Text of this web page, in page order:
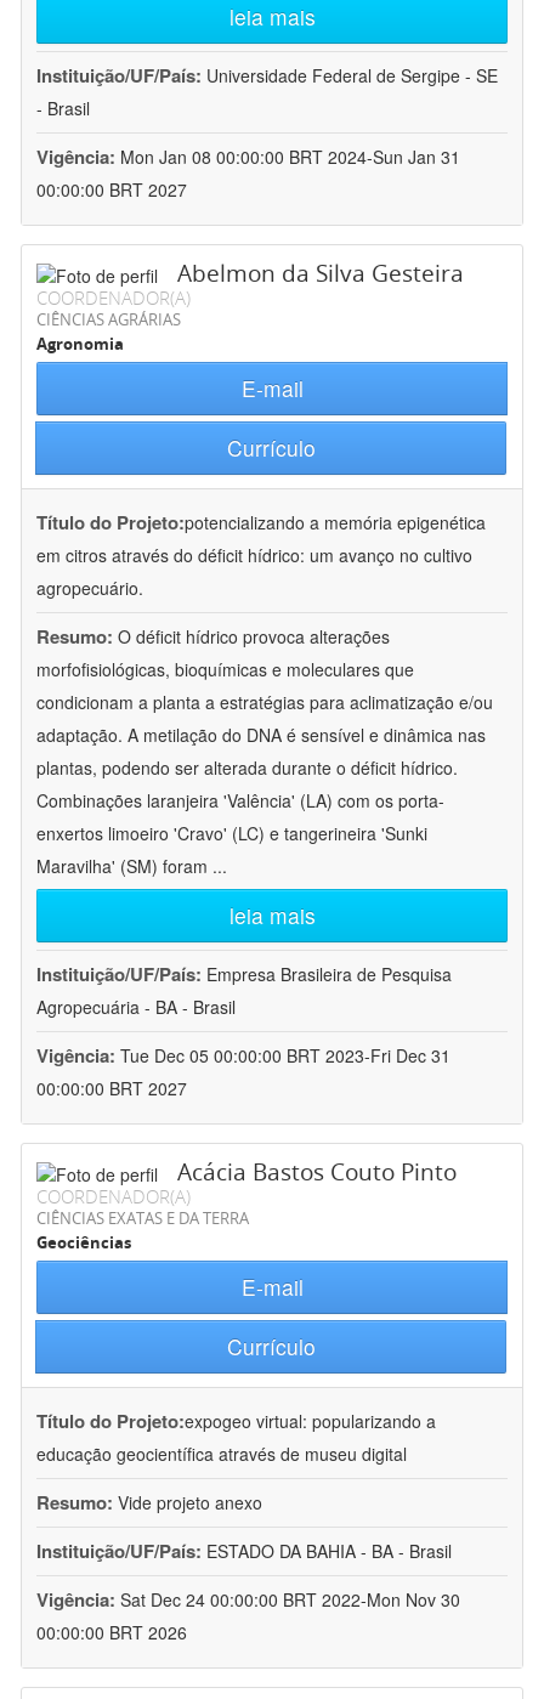
leia mais
Instituição/UF/País: Universidade Federal de Sergipe - SE
- Brasil
Vigência: Mon Jan 08 00:00:00 BRT 2024-Sun Jan 31
00:00:00 BRT 2027
Abelmon da Silva Gesteira
COORDENADOR(A)
CIÊNCIAS AGRÁRIAS
Agronomia
E-mail
Currículo
Título do Projeto:potencializando a memória epigenética
em citros através do déficit hídrico: um avanço no cultivo
agropecuário.
Resumo: O déficit hídrico provoca alterações
morfofisiológicas, bioquímicas e moleculares que
condicionam a planta a estratégias para aclimatização e/ou
adaptação. A metilação do DNA é sensível e dinâmica nas
plantas, podendo ser alterada durante o déficit hídrico.
Combinações laranjeira 'Valência' (LA) com os porta-
enxertos limoeiro 'Cravo' (LC) e tangerineira 'Sunki
Maravilha' (SM) foram ...
leia mais
Instituição/UF/País: Empresa Brasileira de Pesquisa
Agropecuária - BA - Brasil
Vigência: Tue Dec 05 00:00:00 BRT 2023-Fri Dec 31
00:00:00 BRT 2027
Acácia Bastos Couto Pinto
COORDENADOR(A)
CIÊNCIAS EXATAS E DA TERRA
Geociências
E-mail
Currículo
Título do Projeto:expogeo virtual: popularizando a
educação geocientífica através de museu digital
Resumo: Vide projeto anexo
Instituição/UF/País: ESTADO DA BAHIA - BA - Brasil
Vigência: Sat Dec 24 00:00:00 BRT 2022-Mon Nov 30
00:00:00 BRT 2026